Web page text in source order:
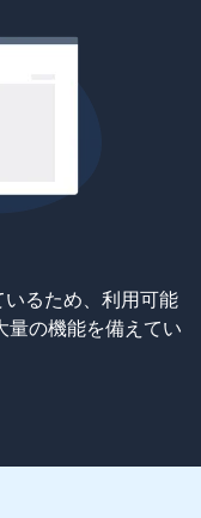
るため、利用可能
量の機能を備えてい